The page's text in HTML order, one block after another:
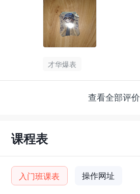
才华爆表
查看全部评价
课程表
入门班课表 操作网址